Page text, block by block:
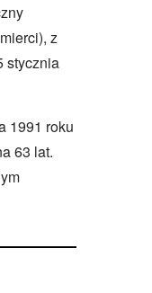
z
stycznia
1991 roku
63 lat.